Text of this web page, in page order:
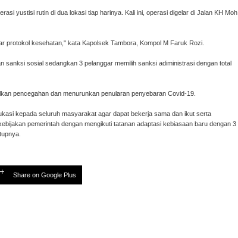
yustisi rutin di dua lokasi tiap harinya. Kali ini, operasi digelar di Jalan KH Moh
protokol kesehatan," kata Kapolsek Tambora, Kompol M Faruk Rozi.
sanksi sosial sedangkan 3 pelanggar memilih sanksi adiministrasi dengan total
pencegahan dan menurunkan penularan penyebaran Covid-19.
kepada seluruh masyarakat agar dapat bekerja sama dan ikut serta
pemerintah dengan mengikuti tatanan adaptasi kebiasaan baru dengan 3
Share on Google Plus